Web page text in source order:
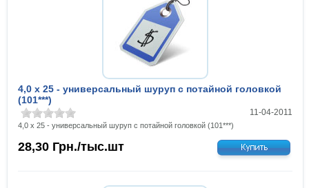
4,0 х 25 - универсальный шуруп с потайной головкой
(101***)
11-04-2011
4,0 х 25 - универсальный шуруп с потайной головкой (101***)
28,30 Грн./тыс.шт